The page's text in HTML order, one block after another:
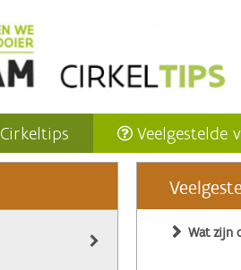
Cirkeltips Veelgestelde
Wat zijn